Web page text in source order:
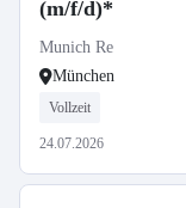
(m/f/d)*
Munich Re
München
Vollzeit
24.07.2026